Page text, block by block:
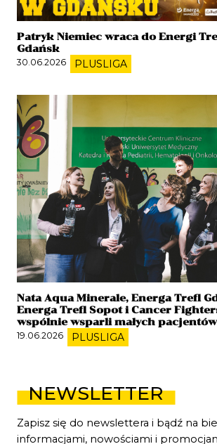
Patryk Niemiec wraca do Energi
Gdańsk
30.06.2026 PLUSLIGA
Nata Aqua Minerale, Energa Trefl
Energa Trefl Sopot i Cancer
wspólnie wsparli małych pacjentów
19.06.2026 PLUSLIGA
NEWSLETTER
Zapisz się do newslettera i bądź na
informacjami, nowościami i